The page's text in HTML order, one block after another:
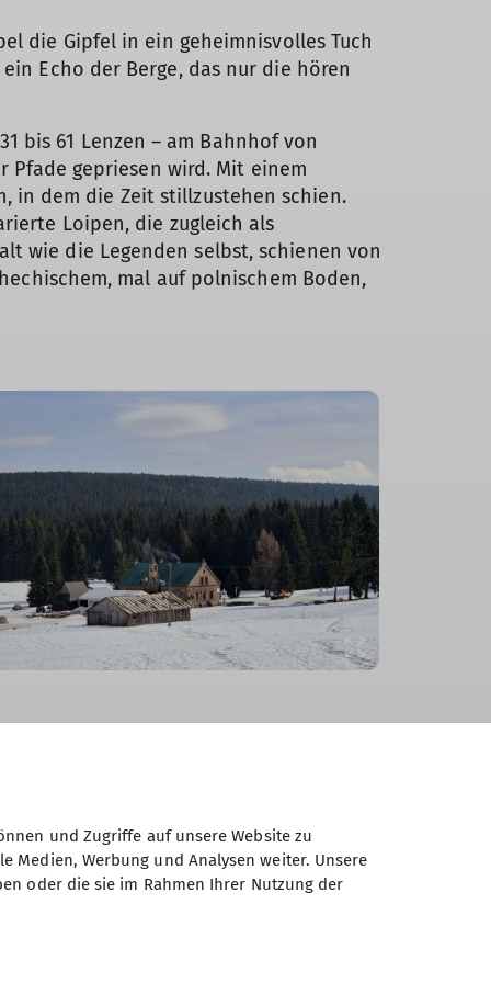
die Gipfel in ein geheimnisvolles Tuch
Echo der Berge, das nur die hören
bis 61 Lenzen – am Bahnhof von
Pfade gepriesen wird. Mit einem
in dem die Zeit stillzustehen schien.
Loipen, die zugleich als
wie die Legenden selbst, schienen von
mal auf polnischem Boden,
schließlich Harrachov erreichten.
hier ein Wellnesshotel empor, sein
leuchtender Kontrast zur rauen
und Zugriffe auf unsere Website zu
Medien, Werbung und Analysen weiter. Unsere
oder die sie im Rahmen Ihrer Nutzung der